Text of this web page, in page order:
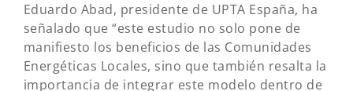
Eduardo Abad, presidente de UPTA España, ha
señalado que “este estudio no solo pone de
manifiesto los beneficios de las Comunidades
Energéticas Locales, sino que también resalta la
importancia de integrar este modelo dentro de